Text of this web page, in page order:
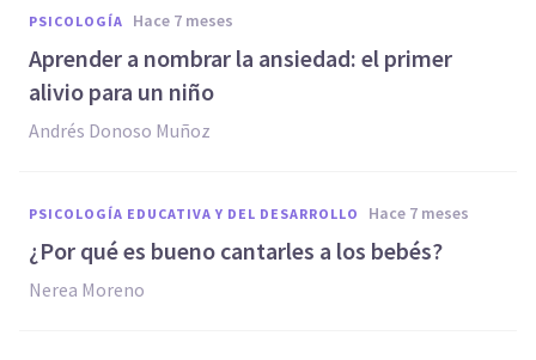
PSICOLOGÍA hace 7 meses
Aprender a nombrar la ansiedad: el primer
alivio para un niño
Andrés Donoso Muñoz
PSICOLOGÍA EDUCATIVA Y DEL DESARROLLO hace 7 meses
¿Por qué es bueno cantarles a los bebés?
Nerea Moreno